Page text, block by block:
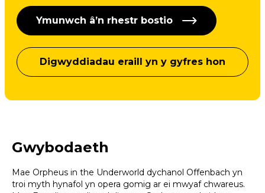
Ymunwch â’n rhestr bostio
Digwyddiadau eraill yn y gyfres hon
Gwybodaeth
Mae Orpheus in the Underworld dychanol Offenbach yn
troi myth hynafol yn opera gomig ar ei mwyaf chwareus.